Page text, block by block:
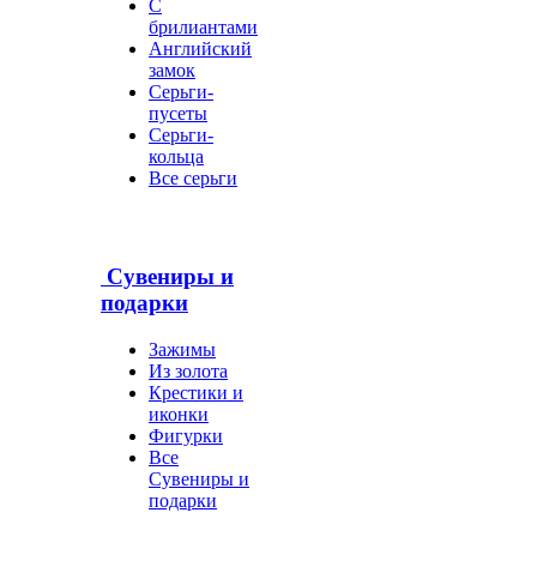
С
брилиантами
Английский
замок
Серьги-
пусеты
Серьги-
кольца
Все серьги
Сувениры и
подарки
Зажимы
Из золота
Крестики и
иконки
Фигурки
Все
Сувениры и
подарки